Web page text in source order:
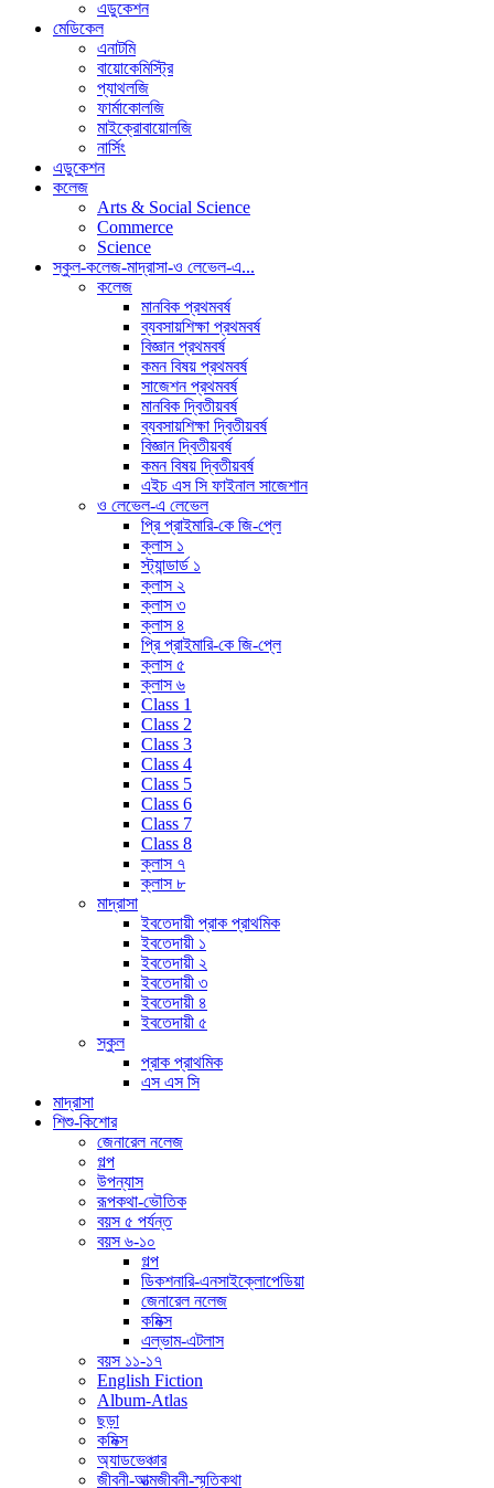
এডুকেশন
মেডিকেল
এনাটমি
বায়োকেমিস্ট্রি
প্যাথলজি
ফার্মাকোলজি
মাইক্রোবায়োলজি
নার্সিং
এডুকেশন
কলেজ
Arts & Social Science
Commerce
Science
স্কুল-কলেজ-মাদ্রাসা-ও লেভেল-এ...
কলেজ
মানবিক প্রথমবর্ষ
ব্যবসায়শিক্ষা প্রথমবর্ষ
বিজ্ঞান প্রথমবর্ষ
কমন বিষয় প্রথমবর্ষ
সাজেশন প্রথমবর্ষ
মানবিক দ্বিতীয়বর্ষ
ব্যবসায়শিক্ষা দ্বিতীয়বর্ষ
বিজ্ঞান দ্বিতীয়বর্ষ
কমন বিষয় দ্বিতীয়বর্ষ
এইচ এস সি ফাইনাল সাজেশান
ও লেভেল-এ লেভেল
প্রি প্রাইমারি-কে জি-প্লে
ক্লাস ১
স্ট্যান্ডার্ড ১
ক্লাস ২
ক্লাস ৩
ক্লাস ৪
প্রি প্রাইমারি-কে জি-প্লে
ক্লাস ৫
ক্লাস ৬
Class 1
Class 2
Class 3
Class 4
Class 5
Class 6
Class 7
Class 8
ক্লাস ৭
ক্লাস ৮
মাদ্রাসা
ইবতেদায়ী প্রাক প্রাথমিক
ইবতেদায়ী ১
ইবতেদায়ী ২
ইবতেদায়ী ৩
ইবতেদায়ী ৪
ইবতেদায়ী ৫
স্কুল
প্রাক প্রাথমিক
এস এস সি
মাদ্রাসা
শিশু-কিশোর
জেনারেল নলেজ
গল্প
উপন্যাস
রূপকথা-ভৌতিক
বয়স ৫ পর্যন্ত
বয়স ৬-১০
গল্প
ডিকশনারি-এনসাইক্লোপেডিয়া
জেনারেল নলেজ
কমিক্স
এল্ভাম-এটলাস
বয়স ১১-১৭
English Fiction
Album-Atlas
ছড়া
কমিক্স
অ্যাডভেঞ্চার
জীবনী-আত্মজীবনী-স্মৃতিকথা